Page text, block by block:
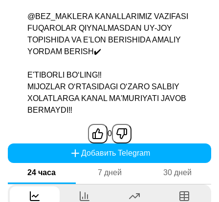
@BEZ_MAKLERAKANALLARIMIZ VAZIFASI
FUQAROLAR QIYNALMASDAN UY-JOY
TOPISHIDA VA E'LON BERISHIDA AMALIY
YORDAM BERISH✔️
E'TIBORLI BOʻLING‼️
MIJOZLAR OʻRTASIDAGI OʻZARO SALBIY
XOLATLARGA KANAL MA'MURIYATI JAVOB
BERMAYDI‼️
0
Добавить Telegram
24 часа 7 дней 30 дней